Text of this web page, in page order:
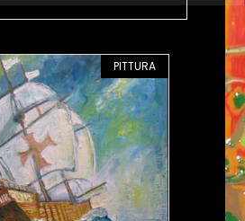
PITTURA